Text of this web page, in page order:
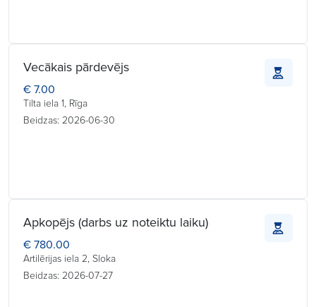
Vecākais pārdevējs
€ 7.00
Tilta iela 1, Rīga
Beidzas: 2026-06-30
Apkopējs (darbs uz noteiktu laiku)
€ 780.00
Artilērijas iela 2, Sloka
Beidzas: 2026-07-27